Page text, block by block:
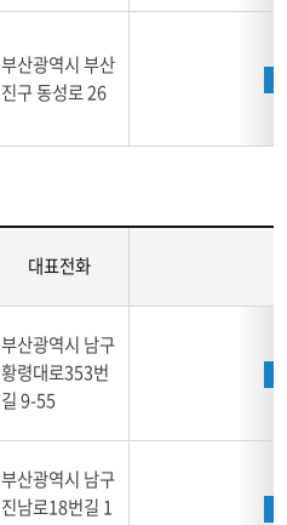
부산광역시 부산
진구 동성로 26
대표전화
부산광역시 남구
황령대로353번
길 9-55
부산광역시 남구
진남로18번길 1